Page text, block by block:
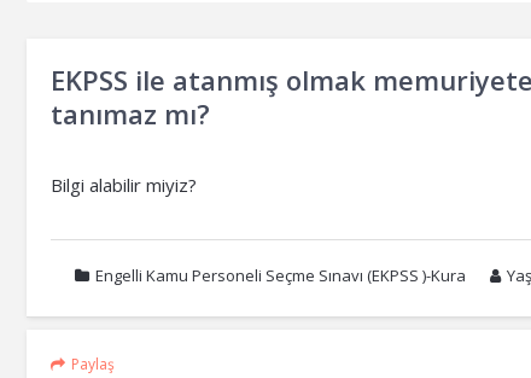
EKPSS ile atanmış olmak
tanımaz mı?
Bilgi alabilir miyiz?
Engelli Kamu Personeli Seçme Sınavı (EKPSS )-Kura
Paylaş